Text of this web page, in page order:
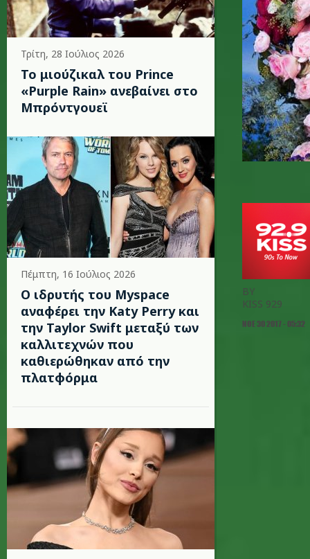
Τρίτη, 28 Ιούλιος 2026
Το μιούζικαλ του Prince
«Purple Rain» ανεβαίνει στο
Μπρόντγουεϊ
Πέμπτη, 16 Ιούλιος 2026
Ο ιδρυτής του Myspace
αναφέρει την Katy Perry και
την Taylor Swift μεταξύ των
καλλιτεχνών που
καθιερώθηκαν από την
πλατφόρμα
BY
KISS 929
ΝΟΕ 30 2017 - 05:32